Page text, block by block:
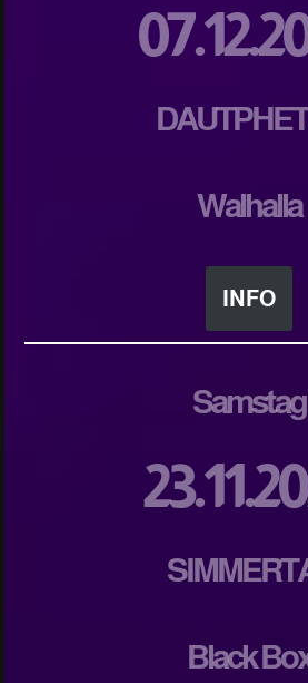
Walhalla
INFO
Samstag
Black